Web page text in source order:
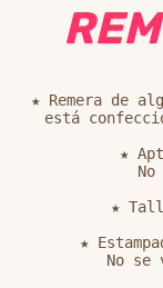
★ Remera de
está
★
No
★
★